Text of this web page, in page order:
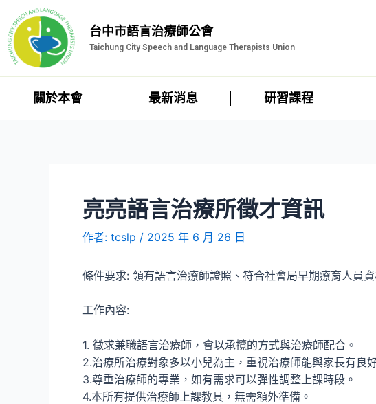
台中市語言治療師公會
Taichung City Speech and Language Therapists Union
關於本會 最新消息 研習課程
亮亮語言治療所徵才資訊
作者: tcslp / 2025 年 6 月 26 日
條件要求: 領有語言治療師證照、符合社會局早期療育人員資
工作內容:
1. 徵求兼職語言治療師，會以承攬的方式與治療師配合。
2.治療所治療對象多以小兒為主， 重視治療師能與家長有良
3.尊重治療師的專業，如有需求可以彈性調整上課時段。
4.本所有提供治療師上課教具，無需額外準備。